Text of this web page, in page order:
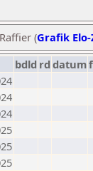
(Grafik
bdld rd datumf